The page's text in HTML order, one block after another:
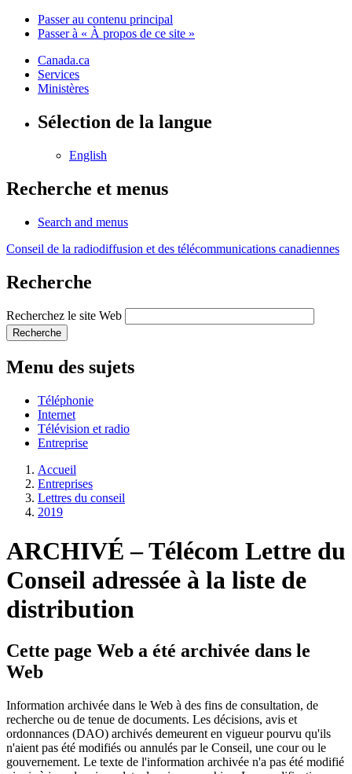
Passer au contenu principal
Passer à « À propos de ce site »
Canada.ca
Services
Ministères
Sélection de la langue
English
Recherche et menus
Search and menus
Conseil de la radiodiffusion et des télécommunications canadiennes
Recherche
Recherchez le site Web
Recherche
Menu des sujets
Téléphonie
Internet
Télévision et radio
Entreprise
Accueil
Entreprises
Lettres du conseil
2019
ARCHIVÉ – Télécom Lettre du
Conseil adressée à la liste de
distribution
Cette page Web a été archivée dans le
Web
Information archivée dans le Web à des fins de consultation, de
recherche ou de tenue de documents. Les décisions, avis et
ordonnances (DAO) archivés demeurent en vigueur pourvu qu'ils
n'aient pas été modifiés ou annulés par le Conseil, une cour ou le
gouvernement. Le texte de l'information archivée n'a pas été modifié